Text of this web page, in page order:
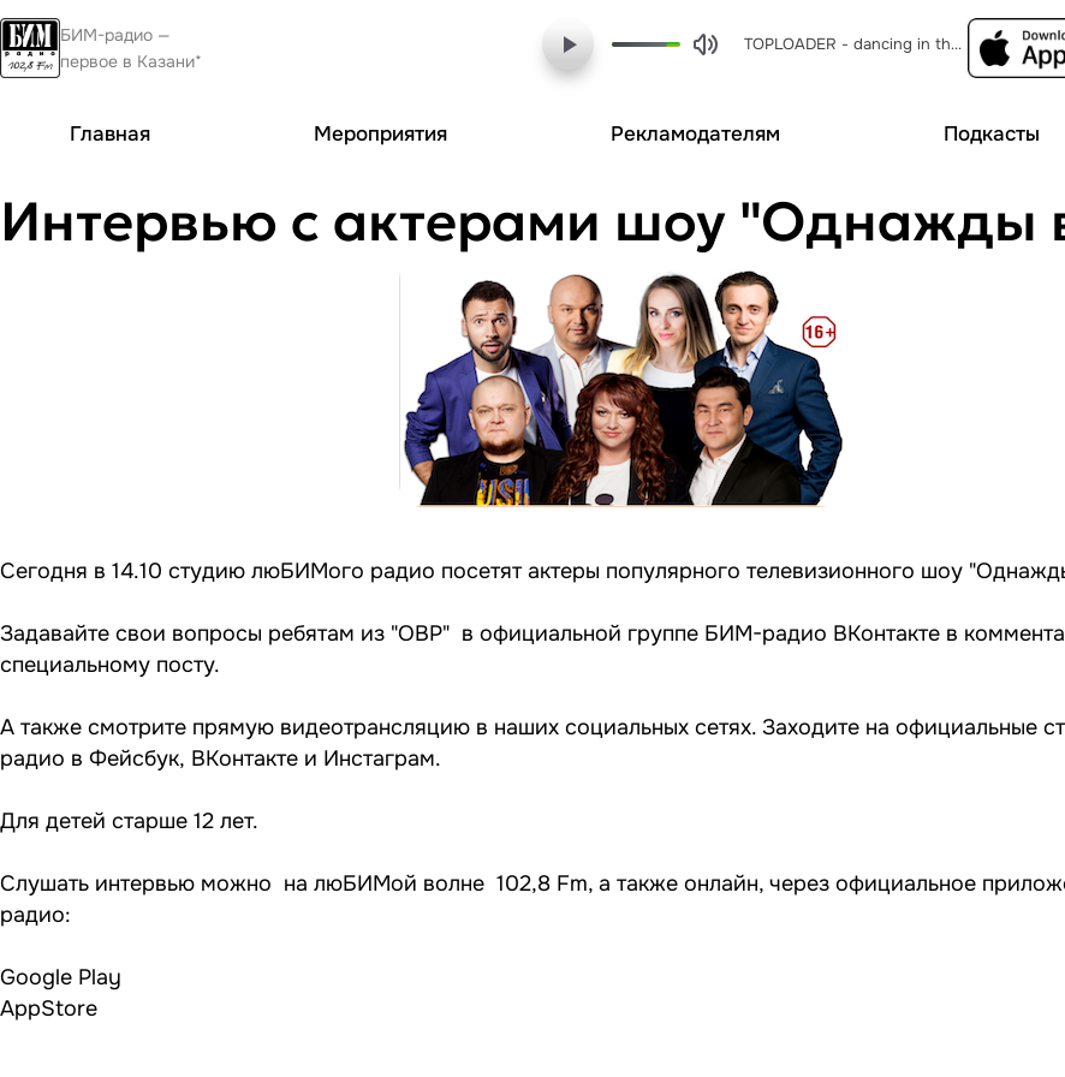
БИМ-радио —
первое в Казани*
TOPLOADER - dancing in the moonlight
Главная Мероприятия Рекламодателям Подкасты
Интервью с актерами шоу "Однажды
Сегодня в 14.10 студию люБИМого радио посетят актеры популярного телевизионного шоу
Задавайте свои вопросы ребятам из "ОВР" в официальной группе БИМ-радио ВКонтакте в
специальному посту.
А также смотрите прямую видеотрансляцию в наших социальных сетях. Заходите на официальные
радио в Фейсбук, ВКонтакте и Инстаграм.
Для детей старше 12 лет.
Слушать интервью можно на люБИМой волне 102,8 Fm, а также онлайн, через официальное
радио:
Google Play
AppStore